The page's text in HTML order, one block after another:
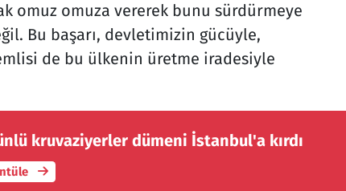
omuz omuza vererek bunu sürdürmeye
Bu başarı, devletimizin gücüyle,
de bu ülkenin üretme iradesiyle
kruvaziyerler dümeni İstanbul'a kırdı